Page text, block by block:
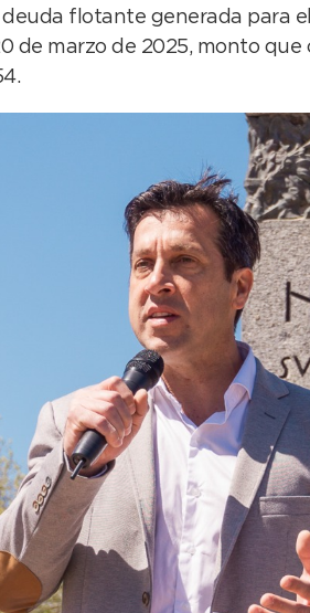
flotante generada para
de marzo de 2025, monto